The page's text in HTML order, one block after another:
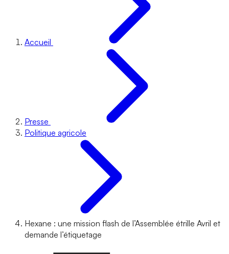
Accueil
Presse
Politique agricole
Hexane : une mission flash de l’Assemblée étrille Avril et
demande l’étiquetage